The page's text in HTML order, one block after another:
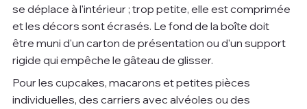
se déplace à l'intérieur ; trop petite, elle est comprimée
et les décors sont écrasés. Le fond de la boîte doit
être muni d'un carton de présentation ou d'un support
rigide qui empêche le gâteau de glisser.
Pour les cupcakes, macarons et petites pièces
individuelles, des carriers avec alvéoles ou des